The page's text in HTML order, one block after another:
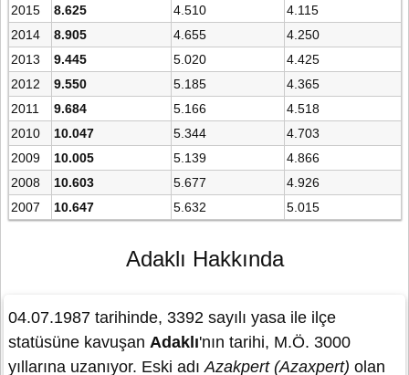
2015
8.625 4.510
4.115
2014
8.905 4.655
4.250
2013
9.445 5.020
4.425
2012
9.550 5.185
4.365
2011
9.684 5.166
4.518
2010
10.047 5.344
4.703
2009
10.005 5.139
4.866
2008
10.603 5.677
4.926
2007
10.647 5.632 5.015
Adaklı Hakkında
04.07.1987 tarihinde, 3392 sayılı yasa ile ilçe
statüsüne kavuşan Adaklı'nın tarihi, M.Ö. 3000
yıllarına uzanıyor. Eski adıAzakpert (Azaxpert) olan